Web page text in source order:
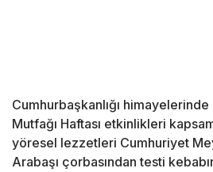
Cumhurbaşkanlığı
Mutfağı Haftası etkinlikleri
yöresel lezzetleri Cumhuriyet
Arabaşı çorbasından testi